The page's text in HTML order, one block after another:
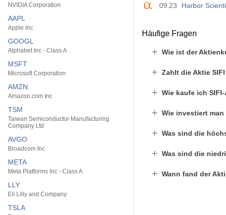
NVIDIA Corporation
AAPL
Apple Inc
GOOGL
Alphabet Inc - Class A
MSFT
Microsoft Corporation
AMZN
Amazon.com Inc
TSM
Taiwan Semiconductor Manufacturing
Company Ltd
AVGO
Broadcom Inc
META
Meta Platforms Inc - Class A
LLY
Eli Lilly and Company
TSLA
09.23
Harbor
Häufige Fragen
Wie ist der
Zahlt die Aktie
Wie kaufe ich
Wie investiert
Was sind die
Was sind die
Wann fand der